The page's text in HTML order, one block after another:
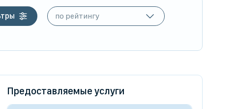
Предоставляемые услуги